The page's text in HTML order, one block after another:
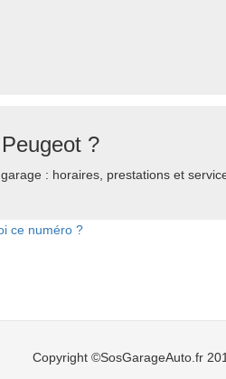
?
: horaires, prestations et
ce numéro ?
Copyright ©SosGarageAuto.fr